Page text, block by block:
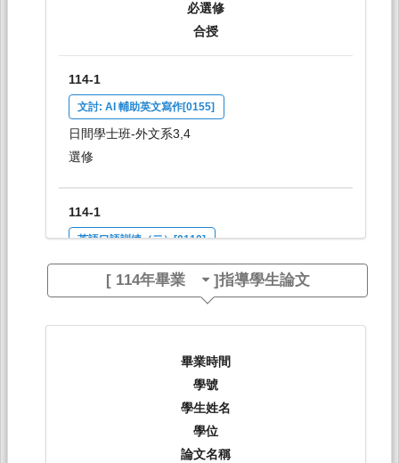
必選修
合授
114-1
文討: AI 輔助英文寫作[0155]
日間學士班-外文系3,4
選修
114-1
英語口語訓練（二）[0110]
日間學士班-外文系2
[ 114年畢業 ]指導學生論文
畢業時間
學號
學生姓名
學位
論文名稱